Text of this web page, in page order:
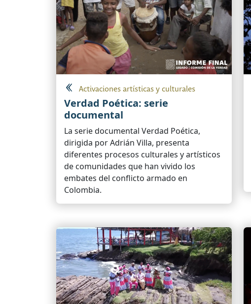
Activaciones artísticas y culturales
Verdad Poética: serie
documental
La serie documental Verdad Poética,
dirigida por Adrián Villa, presenta
diferentes procesos culturales y artísticos
de comunidades que han vivido los
embates del conflicto armado en
Colombia.